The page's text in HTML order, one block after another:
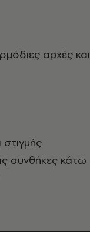
αρχές και
συνθήκες κάτω